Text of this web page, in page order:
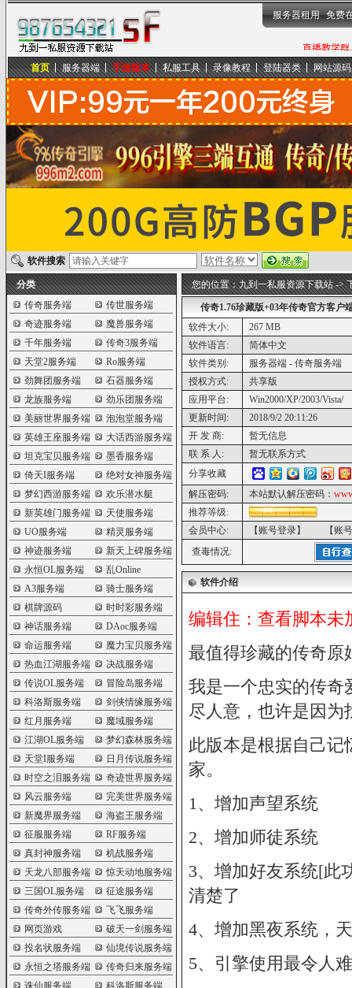
九到一私服资源下载站
服务器租用 免费
首页 服务器端 手游版本 私服工具 录像教程 登陆器类 网站源码
软件搜索
分类
传奇服务端
传世服务端
奇迹服务端
魔兽服务端
千年服务端
传奇3服务端
天堂2服务端
Ro服务端
劲舞团服务端
石器服务端
龙族服务端
劲乐团服务端
美丽世界服务端
泡泡堂服务端
英雄王座服务端
大话西游服务端
坦克宝贝服务端
墨香服务端
倚天I服务端
绝对女神服务端
梦幻西游服务端
欢乐潜水艇
新英雄门服务端
天使服务端
UO服务端
精灵服务端
神迹服务端
新天上碑服务端
永恒OL服务端
乱Online
A3服务端
骑士服务端
棋牌源码
时时彩服务端
神话服务端
DAoc服务端
命运服务端
魔力宝贝服务端
热血江湖服务端
决战服务端
传说OL服务端
冒险岛服务端
科洛斯服务端
剑侠情缘服务端
红月服务端
魔域服务端
江湖OL服务端
梦幻森林服务端
天堂I服务端
日月传说服务端
时空之泪服务端
奇迹世界服务端
风云服务端
完美世界服务端
新魔界服务端
海盗王服务端
征服服务端
RF服务端
真封神服务端
机战服务端
天龙八部服务端
惊天动地服务端
三国OL服务端
征途服务端
传奇外传服务端
飞飞服务端
网页游戏
破天一剑服务端
投名状服务端
仙境传说服务端
永恒之塔服务端
传奇归来服务端
诛仙服务端
科洛斯服务端
您的位置：九到一私服资源下载站->
传奇1.76珍藏版+03年传奇官方客户
软件大小:
267 MB
软件语言:
简体中文
软件类别:
服务器端 - 传奇服务端
授权方式:
共享版
应用平台:
Win2000/XP/2003/Vista/
更新时间:
2018/9/2 20:11:26
开 发 商:
暂无信息
联 系 人:
暂无联系方式
分享收藏
解压密码:
本站默认解压密码：
推荐等级:
会员中心:
【账号登录】
【账
查毒情况:
软件介绍
编辑住：查看脚本未
最值得珍藏的传奇原
我是一个忠实的传奇
尽人意，也许是因为
此版本是根据自己记
家。
1、增加声望系统
2、增加师徒系统
3、增加好友系统[此
清楚了
4、增加黑夜系统，
5、引擎使用最令人